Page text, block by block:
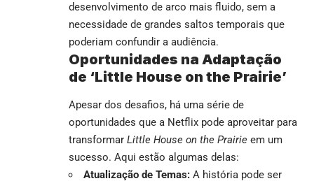
desenvolvimento de arco mais fluido, sem a
necessidade de grandes saltos temporais que
poderiam confundir a audiência.
Oportunidades na Adaptação
de ‘Little House on the Prairie’
Apesar dos desafios, há uma série de
oportunidades que a Netflix pode aproveitar para
transformar Little House on the Prairie em um
sucesso. Aqui estão algumas delas:
Atualização de Temas: A história pode ser